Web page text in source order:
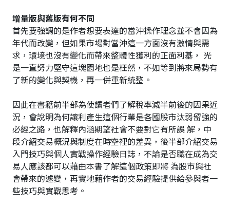
增量版與舊版有何不同
首先要強調的是作者想要表達的當沖操作理念並不會因為
年代而改變，但如果市場對當沖這一方面沒有激情與需
求，環境也沒有變化而帶來整體性獲利的正面利基， 光
是一直努力堅守這塊園地也是枉然，不如等到將來局勢有
了新的變化與契機，再一併重新統整。
因此在書籍前半部為使讀者們了解稅率減半前後的因果近
況，會說明為何讓利產生這個行業是各國股市汰弱留強的
必經之路，也解釋內涵期望社會不要對它有所誤 解，中
段介紹交易概況與制度在時空裡的差異，後半部介紹交易
入門技巧與個人實戰操作經驗日誌，不論是否職在成為交
易人應該都可以藉由本書了解這個政策即將 為股市與社
會帶來的遽變，再實地藉作者的交易經驗提供給參與者一
些技巧與實戰思考。